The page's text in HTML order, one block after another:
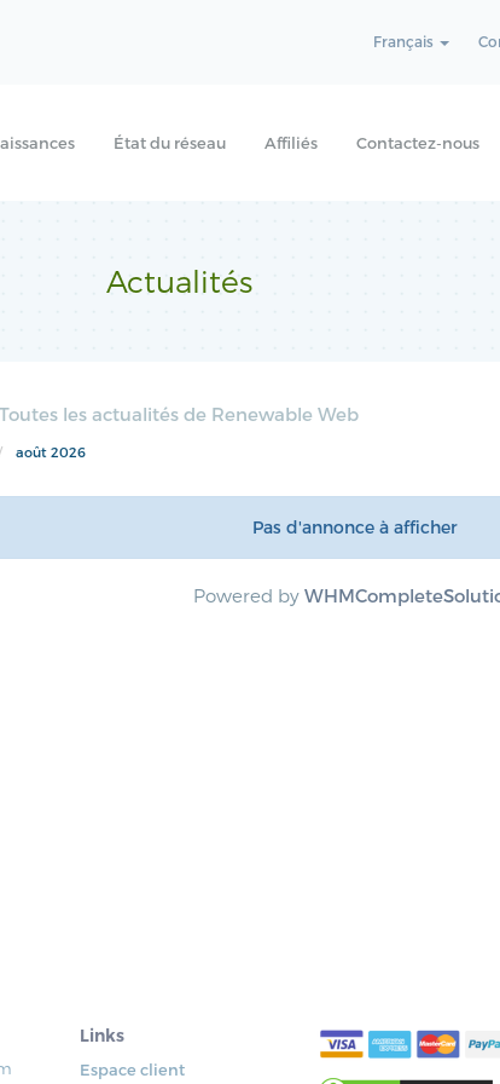
Français
État du réseau Affiliés Contactez-nous
Actualités
Toutes les actualités de Renewable Web
août 2026
Pas d'annonce à afficher
Powered by
Links
Espace client